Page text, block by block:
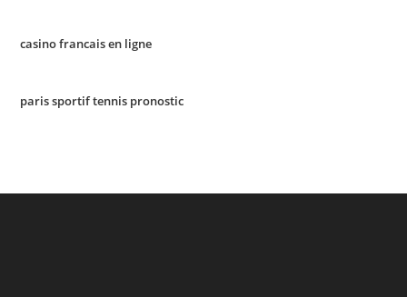
casino francais en ligne
paris sportif tennis pronostic